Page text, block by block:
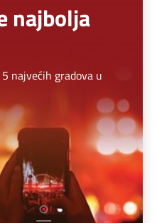
najbolja
najvećih gradova u